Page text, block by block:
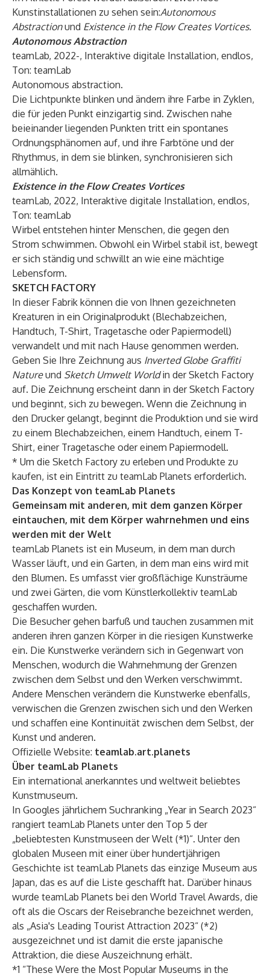
Kunstinstallationen zu sehen sein:Autonomous
Abstractionund Existence in the Flow Creates Vortices.
Autonomous Abstraction
teamLab, 2022-, Interaktive digitale Installation, endlos,
Ton: teamLab
Autonomous abstraction.
Die Lichtpunkte blinken und ändern ihre Farbe in Zyklen,
die für jeden Punkt einzigartig sind. Zwischen nahe
beieinander liegenden Punkten tritt ein spontanes
Ordnungsphänomen auf, und ihre Farbtöne und der
Rhythmus, in dem sie blinken, synchronisieren sich
allmählich.
Existence in the Flow Creates Vortices
teamLab, 2022, Interaktive digitale Installation, endlos,
Ton: teamLab
Wirbel entstehen hinter Menschen, die gegen den
Strom schwimmen. Obwohl ein Wirbel stabil ist, bewegt
er sich ständig und schwillt an wie eine mächtige
Lebensform.
SKETCH FACTORY
In dieser Fabrik können die von Ihnen gezeichneten
Kreaturen in ein Originalprodukt (Blechabzeichen,
Handtuch, T-Shirt, Tragetasche oder Papiermodell)
verwandelt und mit nach Hause genommen werden.
Geben Sie Ihre Zeichnung aus Inverted Globe Graffiti
Natureund Sketch Umwelt Worldin der Sketch Factory
auf. Die Zeichnung erscheint dann in der Sketch Factory
und beginnt, sich zu bewegen. Wenn die Zeichnung in
den Drucker gelangt, beginnt die Produktion und sie wird
zu einem Blechabzeichen, einem Handtuch, einem T-
Shirt, einer Tragetasche oder einem Papiermodell.
* Um die Sketch Factory zu erleben und Produkte zu
kaufen, ist ein Eintritt zu teamLab Planets erforderlich.
Das Konzept von teamLab Planets
Gemeinsam mit anderen, mit dem ganzen Körper
eintauchen, mit dem Körper wahrnehmen und eins
werden mit der Welt
teamLab Planets ist ein Museum, in dem man durch
Wasser läuft, und ein Garten, in dem man eins wird mit
den Blumen. Es umfasst vier großflächige Kunsträume
und zwei Gärten, die vom Künstlerkollektiv teamLab
geschaffen wurden.
Die Besucher gehen barfuß und tauchen zusammen mit
anderen ihren ganzen Körper in die riesigen Kunstwerke
ein. Die Kunstwerke verändern sich in Gegenwart von
Menschen, wodurch die Wahrnehmung der Grenzen
zwischen dem Selbst und den Werken verschwimmt.
Andere Menschen verändern die Kunstwerke ebenfalls,
verwischen die Grenzen zwischen sich und den Werken
und schaffen eine Kontinuität zwischen dem Selbst, der
Kunst und anderen.
Offizielle Website: teamlab.art.planets
Über teamLab Planets
Ein international anerkanntes und weltweit beliebtes
Kunstmuseum.
In Googles jährlichem Suchranking „Year in Search 2023“
rangiert teamLab Planets unter den Top 5 der
„beliebtesten Kunstmuseen der Welt (*1)“. Unter den
globalen Museen mit einer über hundertjährigen
Geschichte ist teamLab Planets das einzige Museum aus
Japan, das es auf die Liste geschafft hat. Darüber hinaus
wurde teamLab Planets bei den World Travel Awards, die
oft als die Oscars der Reisebranche bezeichnet werden,
als „Asia's Leading Tourist Attraction 2023“ (*2)
ausgezeichnet und ist damit die erste japanische
Attraktion, die diese Auszeichnung erhält.
*1 “These Were the Most Popular Museums in the